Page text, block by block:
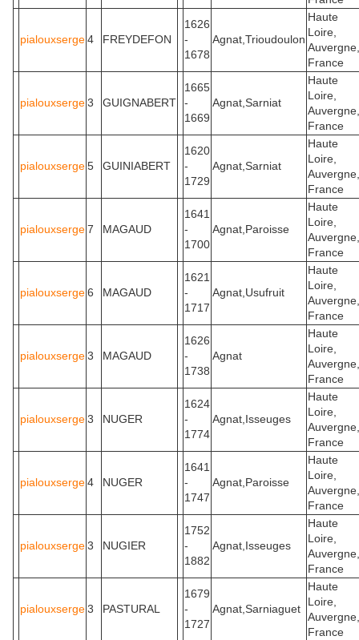
pialouxserge4 FREYDEFON
1626
-
1678
Agnat,Trioudoulon
Haute
Loire,
Auvergne,
France
pialouxserge3 GUIGNABERT
1665
-
1669
Agnat,Sarniat
Haute
Loire,
Auvergne,
France
pialouxserge5 GUINIABERT
1620
-
1729
Agnat,Sarniat
Haute
Loire,
Auvergne,
France
pialouxserge7 MAGAUD
1641
-
1700
Agnat,Paroisse
Haute
Loire,
Auvergne,
France
pialouxserge6 MAGAUD
1621
-
1717
Agnat,Usufruit
Haute
Loire,
Auvergne,
France
pialouxserge3 MAGAUD
1626
-
1738
Agnat
Haute
Loire,
Auvergne,
France
pialouxserge3 NUGER
1624
-
1774
Agnat,Isseuges
Haute
Loire,
Auvergne,
France
pialouxserge4 NUGER
1641
-
1747
Agnat,Paroisse
Haute
Loire,
Auvergne,
France
pialouxserge3 NUGIER
1752
-
1882
Agnat,Isseuges
Haute
Loire,
Auvergne,
France
pialouxserge3 PASTURAL
1679
-
1727
Agnat,Sarniaguet
Haute
Loire,
Auvergne,
France